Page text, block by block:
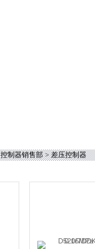
制器销售部>差压控制器